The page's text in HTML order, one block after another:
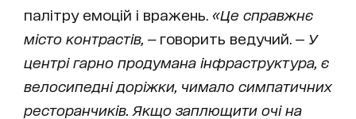
палітру емоцій і вражень. «Це справжнє
місто контрастів, — говорить ведучий. — У
центрі гарно продумана інфраструктура, є
велосипедні доріжки, чимало симпатичних
ресторанчиків. Якщо заплющити очі на